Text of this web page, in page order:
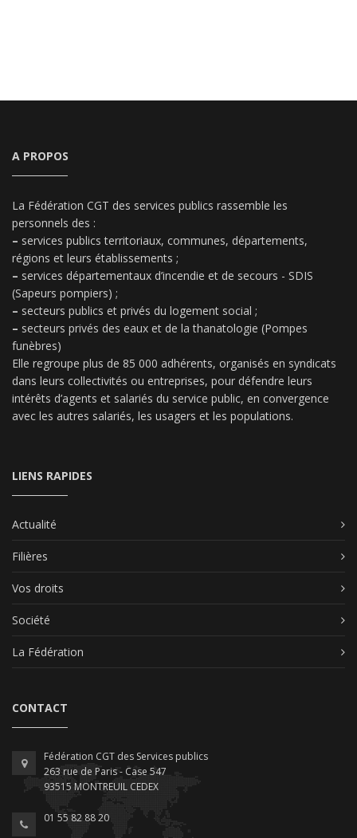
A PROPOS
La Fédération CGT des services publics rassemble les
personnels des :
– services publics territoriaux, communes, départements,
régions et leurs établissements ;
– services départementaux d’incendie et de secours - SDIS
(Sapeurs pompiers) ;
– secteurs publics et privés du logement social ;
– secteurs privés des eaux et de la thanatologie (Pompes
funèbres)
Elle regroupe plus de 85 000 adhérents, organisés en syndicats
dans leurs collectivités ou entreprises, pour défendre leurs
intérêts d’agents et salariés du service public, en convergence
avec les autres salariés, les usagers et les populations.
LIENS RAPIDES
Actualité
Filières
Vos droits
Société
La Fédération
CONTACT
Fédération CGT des Services publics
263 rue de Paris - Case 547
93515 MONTREUIL CEDEX
01 55 82 88 20